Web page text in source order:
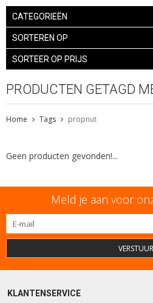
CATEGORIEËN
SORTEREN OP
SORTEER OP PRIJS
PRODUCTEN GETAGD
Home Tags propnut
Geen producten gevonden!...
Meld je aan voor
VERSTUUR
KLANTENSERVICE